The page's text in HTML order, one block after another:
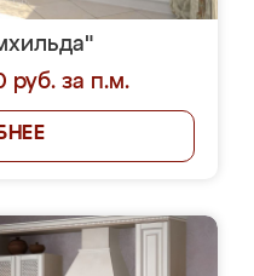
руб. за п.м.